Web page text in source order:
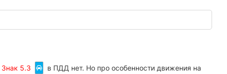
Знак 5.3
в ПДД нет. Но про особенности движения на